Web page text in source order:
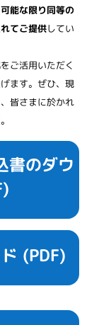
能な限り同等の
てご提供してい
ご活用いただく
ます。ぜひ、現
皆さまに於かれ
書のダウ
(PDF)